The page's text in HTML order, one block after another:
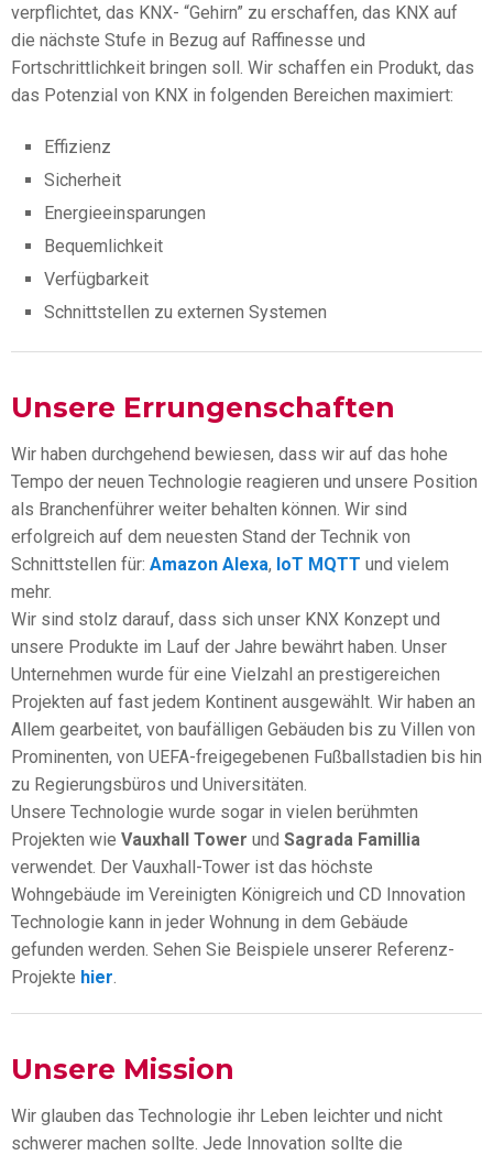
verpflichtet, das KNX- “Gehirn” zu erschaffen, das KNX auf
die nächste Stufe in Bezug auf Raffinesse und
Fortschrittlichkeit bringen soll. Wir schaffen ein Produkt, das
das Potenzial von KNX in folgenden Bereichen maximiert:
Effizienz
Sicherheit
Energieeinsparungen
Bequemlichkeit
Verfügbarkeit
Schnittstellen zu externen Systemen
Unsere Errungenschaften
Wir haben durchgehend bewiesen, dass wir auf das hohe
Tempo der neuen Technologie reagieren und unsere Position
als Branchenführer weiter behalten können. Wir sind
erfolgreich auf dem neuesten Stand der Technik von
Schnittstellen für: Amazon Alexa, IoT MQTT und vielem
mehr.
Wir sind stolz darauf, dass sich unser KNX Konzept und
unsere Produkte im Lauf der Jahre bewährt haben. Unser
Unternehmen wurde für eine Vielzahl an prestigereichen
Projekten auf fast jedem Kontinent ausgewählt. Wir haben an
Allem gearbeitet, von baufälligen Gebäuden bis zu Villen von
Prominenten, von UEFA-freigegebenen Fußballstadien bis hin
zu Regierungsbüros und Universitäten.
Unsere Technologie wurde sogar in vielen berühmten
Projekten wie Vauxhall Tower und Sagrada Famillia
verwendet. Der Vauxhall-Tower ist das höchste
Wohngebäude im Vereinigten Königreich und CD Innovation
Technologie kann in jeder Wohnung in dem Gebäude
gefunden werden. Sehen Sie Beispiele unserer Referenz-
Projekte hier
Unsere Mission
Wir glauben das Technologie ihr Leben leichter und nicht
schwerer machen sollte. Jede Innovation sollte die